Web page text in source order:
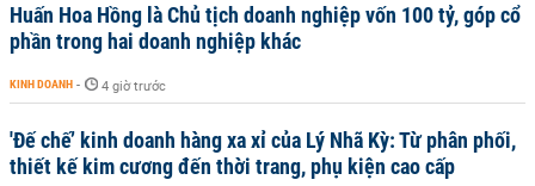
Huấn Hoa Hồng là Chủ tịch doanh nghiệp vốn 100 tỷ, góp cổ
phần trong hai doanh nghiệp khác
KINH DOANH - 4 giờ trước
'Đế chế’ kinh doanh hàng xa xỉ của Lý Nhã Kỳ: Từ phân phối,
thiết kế kim cương đến thời trang, phụ kiện cao cấp